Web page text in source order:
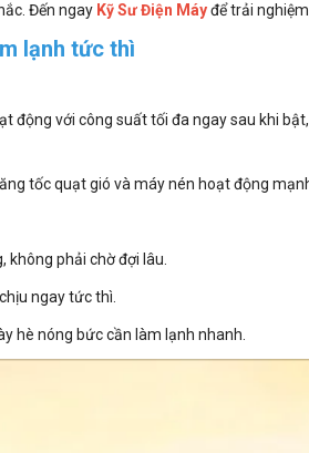
Đến ngay Kỹ Sư Điện Máyđể trải
lạnh tức thì
động với công suất tối đa ngay sau khi
tốc quạt gió và máy nén hoạt động
không phải chờ đợi lâu.
ngay tức thì.
hè nóng bức cần làm lạnh nhanh.